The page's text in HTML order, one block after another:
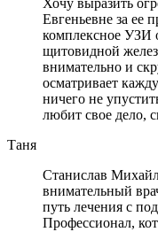
Хочу выразить
Евгеньевне за ее
комплексное УЗИ
щитовидной
внимательно и
осматривает
ничего не
любит свое дело,
Таня
Станислав
внимательный
путь лечения с
Профессионал,